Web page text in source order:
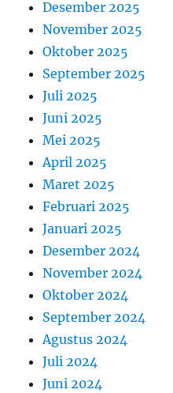
Desember 2025
November 2025
Oktober 2025
September 2025
Juli 2025
Juni 2025
Mei 2025
April 2025
Maret 2025
Februari 2025
Januari 2025
Desember 2024
November 2024
Oktober 2024
September 2024
Agustus 2024
Juli 2024
Juni 2024